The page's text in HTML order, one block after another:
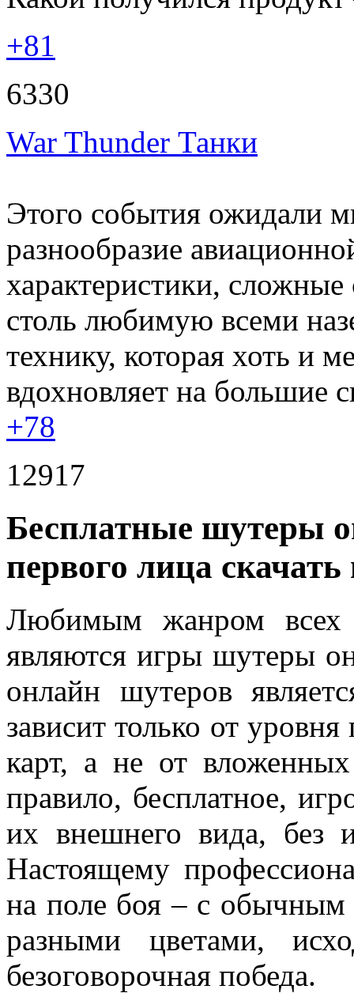
+81
6330
War Thunder Танки
Этого события ожидали
разнообразие
характеристики,
столь любимую всеми
технику, которая хоть и
вдохновляет на большие
+78
12917
Бесплатные шутеры
первого лица
Любимым жанром всех
являются игры шутеры
онлайн шутеров
зависит только от
карт, а не от
правило, бесплатное,
их внешнего вида, без
Настоящему
на поле боя – с обычным
разными цветами,
безоговорочная победа.